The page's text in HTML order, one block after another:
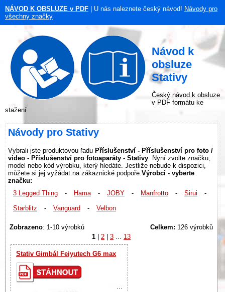
NÁVOD K OBSLUZE v PDF | U nás naleznete český návod! Návody pro
všechny značky
Návod k
obsluze
Stativy
Český návod k obsluze
v PDF formátu ke
stažení
Návody pro Stativy
Vybrali jste produktovou řadu Příslušenství - Příslušenství pro foto /
video - Příslušenství pro fotoaparáty - Stativy . Nyní zvolte značku,
model nebo kód výrobku, který hledáte. Jestliže nebude k dispozici,
můžete si jej vyžádat na zákaznické podpoře. Výrobci - vyberte
značku:
3 Legged Thing
- Hama - JOBY - Manfrotto - Sirui
-
Starblitz
- Vanguard - Velbon
Zobrazeno: 1-10 výrobků Celkem: 126 výrobků
1 | 2 | 3 13
Stativ Gimbál Feiyutech G6 max